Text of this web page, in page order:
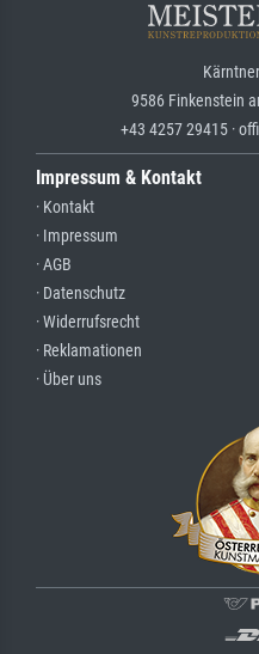
9586 Finkenstein
+43 4257 29415 ·
Impressum & Kontakt
· Kontakt
· Impressum
· AGB
· Datenschutz
· Widerrufsrecht
· Reklamationen
· Über uns